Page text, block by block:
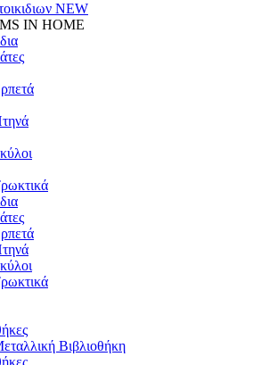
NEW
IN HOME
Βιβλιοθήκη